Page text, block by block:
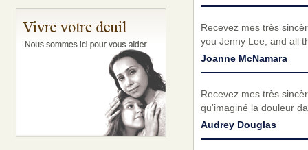
Recevez mes très
you Jenny Lee, and all
Joanne McNamara
Recevez mes très
qu'imaginé la douleur
Audrey Douglas